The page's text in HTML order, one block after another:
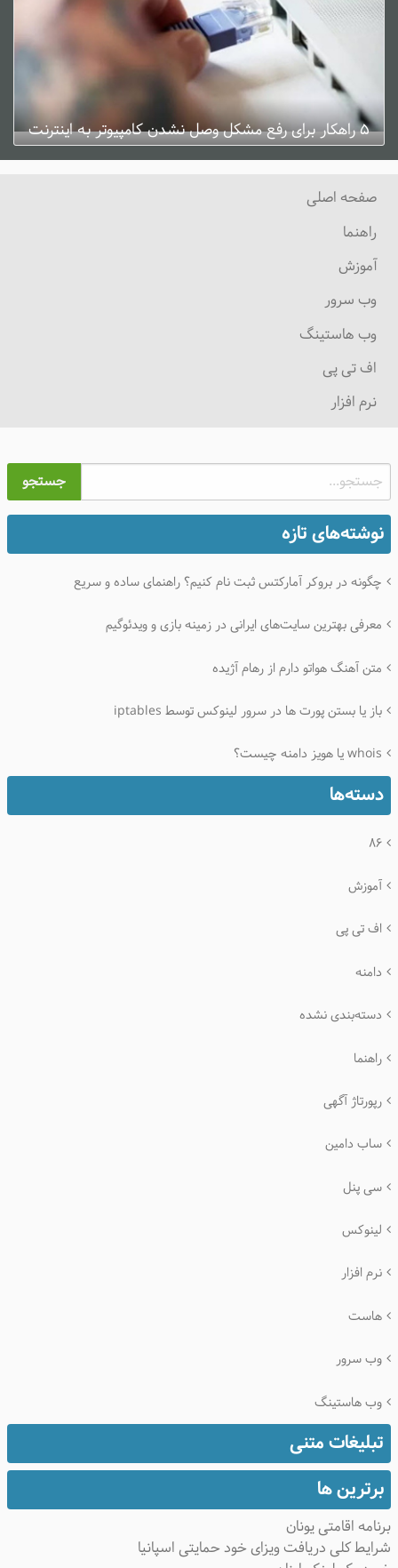
۵ راهکار برای رفع مشکل وصل نشدن کامپیوتر به اینترنت
صفحه اصلی
راهنما
آموزش
وب سرور
وب هاستینگ
اف تی پی
نرم افزار
جستجو
نوشته‌های تازه
چگونه در بروکر آمارکتس ثبت نام کنیم؟ راهنمای ساده و سریع
معرفی بهترین سایت‌های ایرانی در زمینه بازی و ویدئوگیم
متن آهنگ هواتو دارم از رهام آژیده
باز یا بستن پورت ها در سرور لینوکس توسط iptables
whois یا هویز دامنه چیست؟
دسته‌ها
۸۶
آموزش
اف تی پی
دامنه
دسته‌بندی نشده
راهنما
رپورتاژ آگهی
ساب دامین
سی پنل
لینوکس
نرم افزار
هاست
وب سرور
وب هاستینگ
تبلیغات متنی
برترین ها
اقامتی یونان
کلی دریافت ویزای خود حمایتی اسپانیا